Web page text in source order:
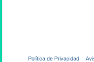
Política de Privacidad